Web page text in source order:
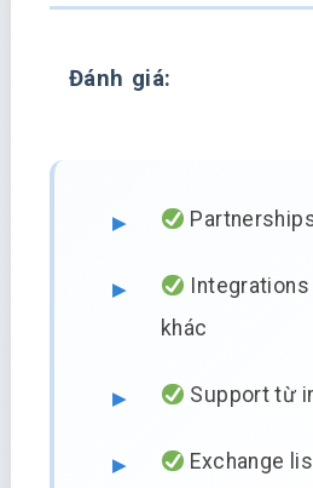
Đánh giá:
khác
Support từ
Exchange